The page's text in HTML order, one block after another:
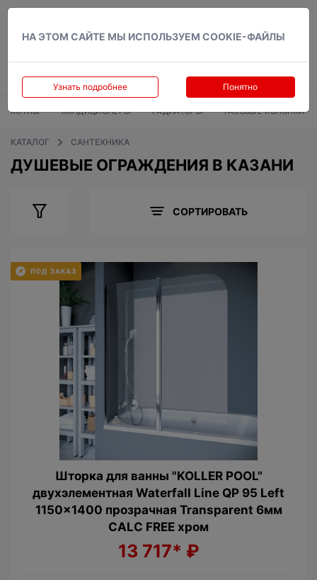
НА ЭТОМ САЙТЕ МЫ ИСПОЛЬЗУЕМ COOKIE-ФАЙЛЫ
Узнать подробнее Понятно
КОТЛЫ КОНДИЦИОНЕРЫ РАДИАТОРЫ ГАЗОВЫЕ КОЛОНКИ
КАТАЛОГ САНТЕХНИКА
ДУШЕВЫЕ ОГРАЖДЕНИЯ В КАЗАНИ
СОРТИРОВАТЬ
Шторка для ванны "KOLLER POOL"
двухэлементная Waterfall Line QP 95 Left
1150x1400 прозрачная Transparent 6мм
CALC FREE хром
13 717* ₽